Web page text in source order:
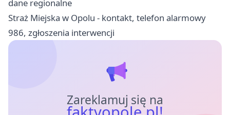
dane regionalne
Straż Miejska w Opolu - kontakt, telefon alarmowy
986, zgłoszenia interwencji
Zareklamuj się na